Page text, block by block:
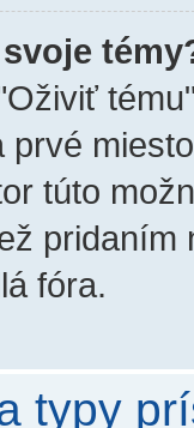
prvé
túto
fóra.
typy